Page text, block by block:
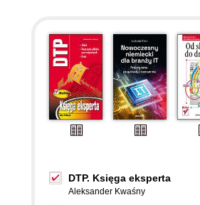
DTP. Księga eksperta
Aleksander Kwaśny